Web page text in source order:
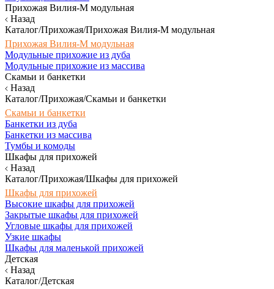
Прихожая Вилия-М модульная
Назад
Каталог/Прихожая/Прихожая Вилия-М модульная
Прихожая Вилия-М модульная
Модульные прихожие из дуба
Модульные прихожие из массива
Скамьи и банкетки
Назад
Каталог/Прихожая/Скамьи и банкетки
Скамьи и банкетки
Банкетки из дуба
Банкетки из массива
Тумбы и комоды
Шкафы для прихожей
Назад
Каталог/Прихожая/Шкафы для прихожей
Шкафы для прихожей
Высокие шкафы для прихожей
Закрытые шкафы для прихожей
Угловые шкафы для прихожей
Узкие шкафы
Шкафы для маленькой прихожей
Детская
Назад
Каталог/Детская